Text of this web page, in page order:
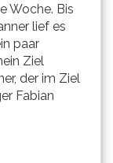
Woche. Bis
lief es
paar
Ziel
der im Ziel
Fabian